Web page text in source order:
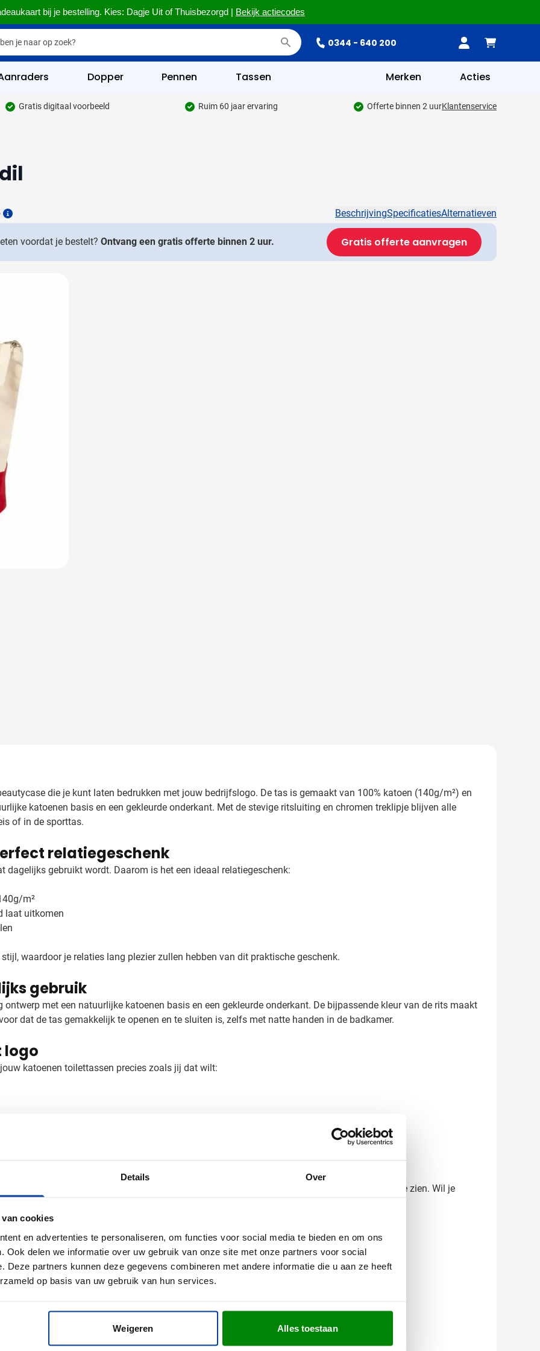
Details Over
cookies
en advertenties te personaliseren, om functies voor social media te bieden en om ons
Ook delen we informatie over uw gebruik van onze site met onze partners voor social
Deze partners kunnen deze gegevens combineren met andere informatie die u aan ze heeft
op basis van uw gebruik van hun services.
Weigeren Alles toestaan
bij je bestelling. Kies: Dagje Uit of Thuisbezorgd | Bekijk actiecodes
0344 - 640 200
categorie
categorie
categorie
& Veiligheid categorie
& Tafelen categorie
categorie
categorie
categorie
& overig categorie
Dopper Pennen Tassen Merken Acties
Gratis digitaal voorbeeld Ruim 60 jaar ervaring Offerte binnen 2 uurKlantenservice
Details
BeschrijvingSpecificatiesAlternatieven
voordat je bestelt? Ontvang een gratis offerte binnen 2 uur. Gratis offerte aanvragen
die je kunt laten bedrukken met jouw bedrijfslogo. De tas is gemaakt van 100% katoen (140g/m²) en
katoenen basis en een gekleurde onderkant. Met de stevige ritsluiting en chromen treklipje blijven alle
of in de sporttas.
relatiegeschenk
dagelijks gebruikt wordt. Daarom is het een ideaal relatiegeschenk:
m²
laat uitkomen
waardoor je relaties lang plezier zullen hebben van dit praktische geschenk.
gebruik
met een natuurlijke katoenen basis en een gekleurde onderkant. De bijpassende kleur van de rits maakt
dat de tas gemakkelijk te openen en te sluiten is, zelfs met natte handen in de badkamer.
logo
katoenen toilettassen precies zoals jij dat wilt:
bedrukken, creëer je een praktisch relatiegeschenk dat je merk zichtbaar houdt bij je relaties.
je bedrukte toilettas
Vraag een gratis digitaal voorbeeld aan en je ziet precies hoe de bedrukking eruit komt te zien. Wil je
Neem contact met ons op - we helpen je graag verder met een passend advies.